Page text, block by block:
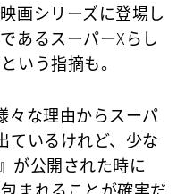
画シリーズに登場し
あるスーパーXらし
いう指摘も。
々な理由からスーパ
ているけれど、少な
が公開された時に